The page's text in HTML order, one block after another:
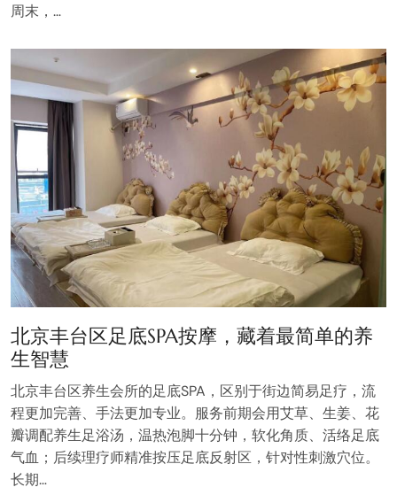
周末，…
北京丰台区足底SPA按摩，藏着最简单的养
生智慧
北京丰台区养生会所的足底SPA，区别于街边简易足疗，流
程更加完善、手法更加专业。服务前期会用艾草、生姜、花
瓣调配养生足浴汤，温热泡脚十分钟，软化角质、活络足底
气血；后续理疗师精准按压足底反射区，针对性刺激穴位。
长期…